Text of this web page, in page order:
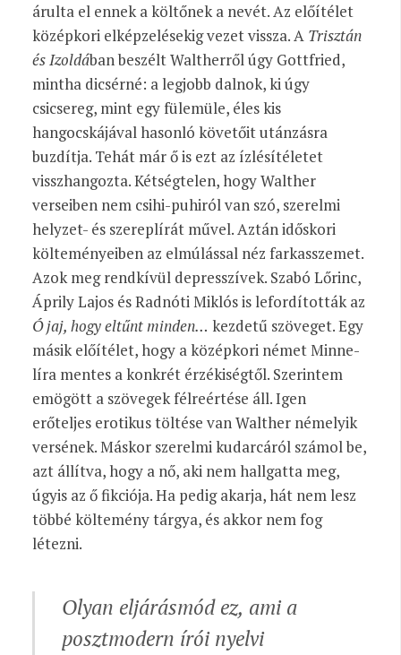
árulta el ennek a költőnek a nevét. Az előítélet
középkori elképzelésekig vezet vissza. A Trisztán
és Izoldában beszélt Waltherről úgy Gottfried,
mintha dicsérné: a legjobb dalnok, ki úgy
csicsereg, mint egy fülemüle, éles kis
hangocskájával hasonló követőit utánzásra
buzdítja. Tehát már ő is ezt az ízlésítéletet
visszhangozta. Kétségtelen, hogy Walther
verseiben nem csihi-puhiról van szó, szerelmi
helyzet- és szereplírát művel. Aztán időskori
költeményeiben az elmúlással néz farkasszemet.
Azok meg rendkívül depresszívek. Szabó Lőrinc,
Áprily Lajos és Radnóti Miklós is lefordították az
Ó jaj, hogy eltűnt minden… kezdetű szöveget. Egy
másik előítélet, hogy a középkori német Minne-
líra mentes a konkrét érzékiségtől. Szerintem
emögött a szövegek félreértése áll. Igen
erőteljes erotikus töltése van Walther némelyik
versének. Máskor szerelmi kudarcáról számol be,
azt állítva, hogy a nő, aki nem hallgatta meg,
úgyis az ő fikciója. Ha pedig akarja, hát nem lesz
többé költemény tárgya, és akkor nem fog
létezni.
Olyan eljárásmód ez, ami a
posztmodern írói nyelvi